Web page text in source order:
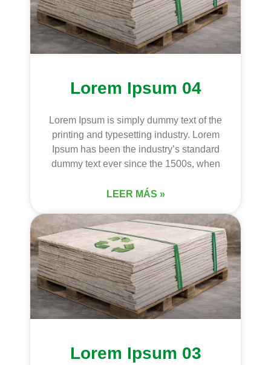
Lorem Ipsum 04
Lorem Ipsum is simply dummy text of the
printing and typesetting industry. Lorem
Ipsum has been the industry’s standard
dummy text ever since the 1500s, when
LEER MÁS »
Lorem Ipsum 03